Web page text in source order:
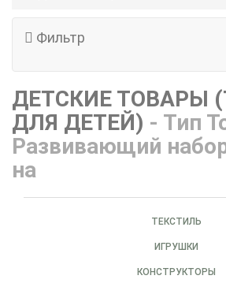
Фильтр
ДЕТСКИЕ ТОВАРЫ
ДЛЯ ДЕТЕЙ) - Тип
Развивающий
на
ТЕКСТИЛЬ
ИГРУШКИ
КОНСТРУКТОРЫ